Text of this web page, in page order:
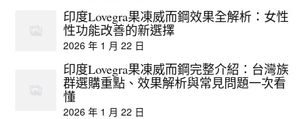
印度Lovegra果凍威而鋼效果全解析：女性
性功能改善的新選擇
2026 年 1 月 22 日
印度Lovegra果凍威而鋼完整介紹：台灣族
群選購重點、效果解析與常見問題一次看
懂
2026 年 1 月 22 日